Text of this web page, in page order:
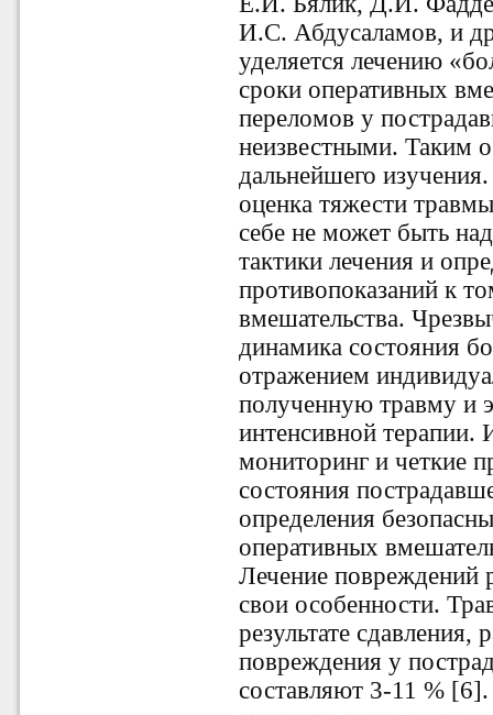
И.С. Абдусаламов, и
уделяется лечению
сроки оперативных
переломов у
неизвестными. Таким
дальнейшего
оценка тяжести
себе не может быть
тактики лечения и
противопоказаний к
вмешательства.
динамика состояния
отражением
полученную травму и
интенсивной
мониторинг и четкие
состояния
определения
оперативных
Лечение повреждений
свои особенности.
результате сдавления,
повреждения у
составляют 3-11 %